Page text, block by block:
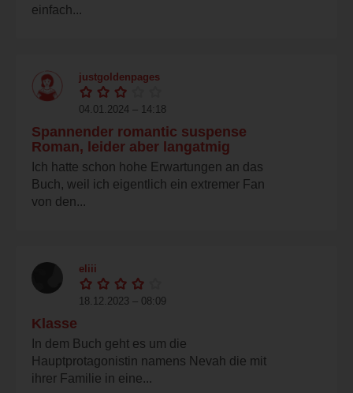
einfach...
justgoldenpages
04.01.2024 – 14:18
Spannender romantic suspense
Roman, leider aber langatmig
Ich hatte schon hohe Erwartungen an das
Buch, weil ich eigentlich ein extremer Fan
von den...
eliii
18.12.2023 – 08:09
Klasse
In dem Buch geht es um die
Hauptprotagonistin namens Nevah die mit
ihrer Familie in eine...